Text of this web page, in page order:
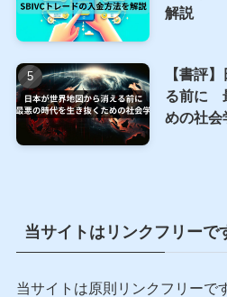
解説
【書評
る前に
めの社会
当サイトはリンクフリーで
当サイトは原則リンクフリーで